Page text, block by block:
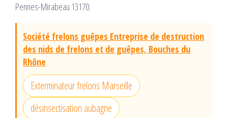
Pennes-Mirabeau 13170.
Société frelons guêpes Entreprise de destruction
des nids de frelons et de guêpes, Bouches du
Rhône
Exterminateur frelons Marseille
désinsectisation aubagne